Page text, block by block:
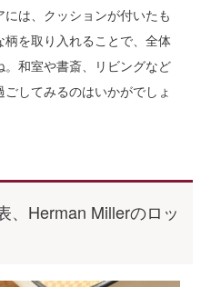
は、クッションが付いたも
を取り入れることで、全体
和室や書斎、リビングなど
してみるのはいかがでしょ
、Herman Millerのロッ